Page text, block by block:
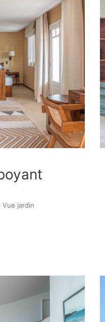
Vue jardin